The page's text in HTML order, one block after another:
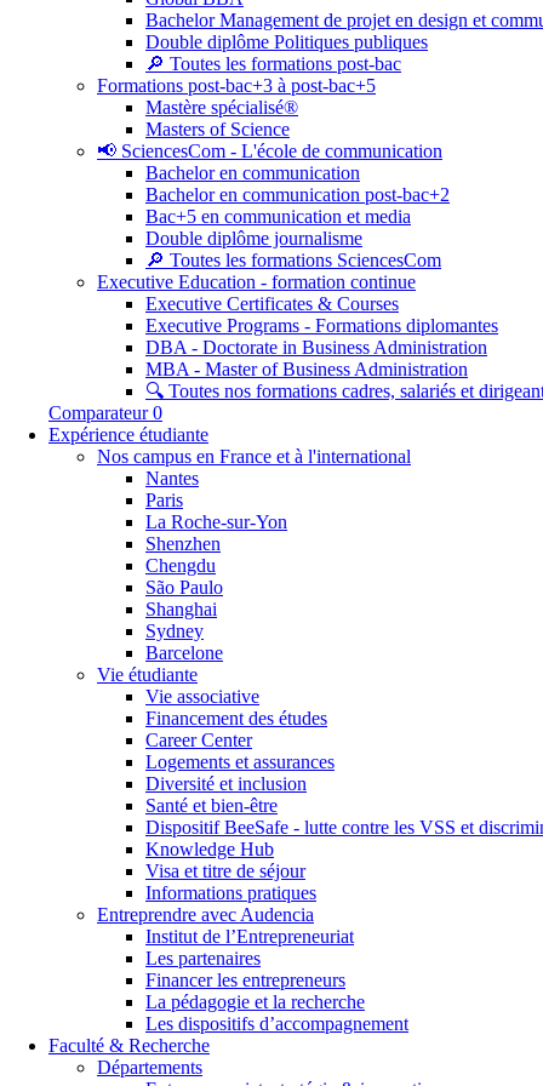
Bachelor Management de projet en design et
Double diplôme Politiques publiques
🔎 Toutes les formations post-bac
Formations post-bac+3 à post-bac+5
Mastère spécialisé®
Masters of Science
📢 SciencesCom - L'école de communication
Bachelor en communication
Bachelor en communication post-bac+2
Bac+5 en communication et media
Double diplôme journalisme
🔎 Toutes les formations SciencesCom
Executive Education - formation continue
Executive Certificates & Courses
Executive Programs - Formations diplomantes
DBA - Doctorate in Business Administration
MBA - Master of Business Administration
🔍 Toutes nos formations cadres, salariés et
Comparateur 0
Expérience étudiante
Nos campus en France et à l'international
Nantes
Paris
La Roche-sur-Yon
Shenzhen
Chengdu
São Paulo
Shanghai
Sydney
Barcelone
Vie étudiante
Vie associative
Financement des études
Career Center
Logements et assurances
Diversité et inclusion
Santé et bien-être
Dispositif BeeSafe - lutte contre les VSS et
Knowledge Hub
Visa et titre de séjour
Informations pratiques
Entreprendre avec Audencia
Institut de l’Entrepreneuriat
Les partenaires
Financer les entrepreneurs
La pédagogie et la recherche
Les dispositifs d’accompagnement
Faculté & Recherche
Départements